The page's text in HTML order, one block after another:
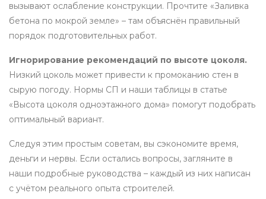
вызывают ослабление конструкции. Прочтите «Заливка
бетона по мокрой земле» – там объяснён правильный
порядок подготовительных работ.
Игнорирование рекомендаций по высоте цоколя.
Низкий цоколь может привести к промоканию стен в
сырую погоду. Нормы СП и наши таблицы в статье
«Высота цоколя одноэтажного дома» помогут подобрать
оптимальный вариант.
Следуя этим простым советам, вы сэкономите время,
деньги и нервы. Если остались вопросы, загляните в
наши подробные руководства – каждый из них написан
с учётом реального опыта строителей.